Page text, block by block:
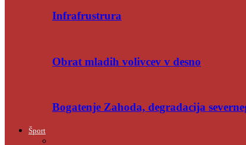
Infrafrustrura
Obrat mladih volivcev v desno
Bogatenje Zahoda, degradacija
Šport